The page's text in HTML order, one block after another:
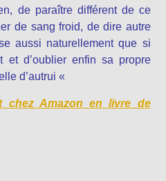
de paraître différent de ce
de sang froid, de dire autre
aussi naturellement que si
et d’oublier enfin sa propre
d’autrui «
chez Amazon en livre de